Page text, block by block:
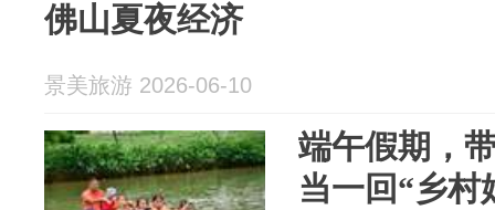
佛山夏夜经济
景美旅游 2026-06-10
端午假期，
当一回“乡村